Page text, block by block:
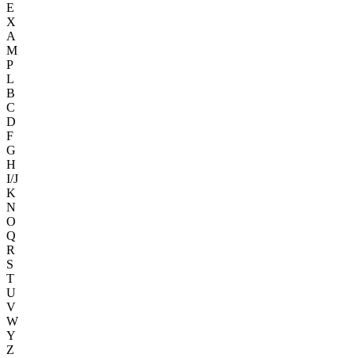
E
X
A
M
P
L
B
C
D
F
G
H
I/J
K
N
O
Q
R
S
T
U
V
W
Y
Z